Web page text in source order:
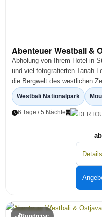
Abenteuer Westbali &
Abholung von Ihrem Hotel in
und viel fotografierten Tanah
die Bergwelt des westlichen
Westbali Nationalpark
6 Tage / 5 Nächte
Details